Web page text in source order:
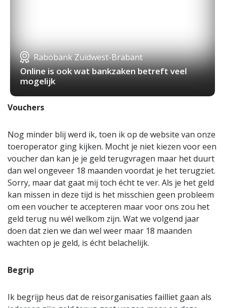
Rabobank Zuidwest-Brabant
Online is ook wat bankzaken betreft veel
mogelijk
Vouchers
Nog minder blij werd ik, toen ik op de website van onze
toeroperator ging kijken. Mocht je niet kiezen voor een
voucher dan kan je je geld terugvragen maar het duurt
dan wel ongeveer 18 maanden voordat je het terugziet.
Sorry, maar dat gaat mij toch écht te ver. Als je het geld
kan missen in deze tijd is het misschien geen probleem
om een voucher te accepteren maar voor ons zou het
geld terug nu wél welkom zijn. Wat we volgend jaar
doen dat zien we dan wel weer maar 18 maanden
wachten op je geld, is écht belachelijk.
Begrip
Ik begrijp heus dat de reisorganisaties failliet gaan als